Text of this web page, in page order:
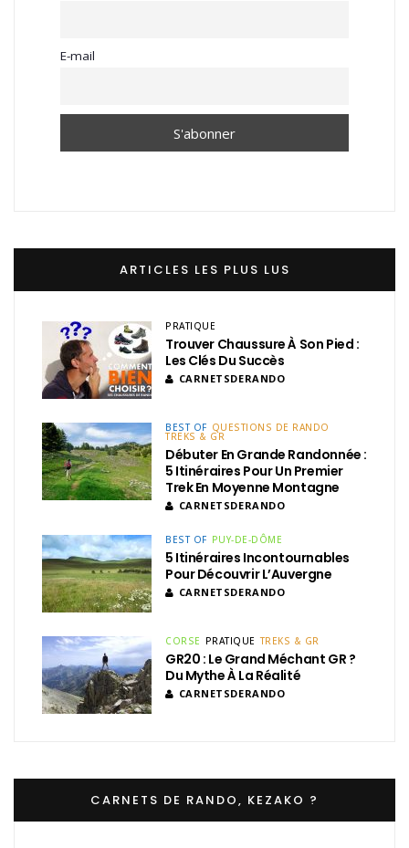
E-mail
ARTICLES LES PLUS LUS
PRATIQUE
Trouver Chaussure À Son Pied :
Les Clés Du Succès
CARNETSDERANDO
BEST OF QUESTIONS DE RANDO
TREKS & GR
Débuter En Grande Randonnée :
5 Itinéraires Pour Un Premier
Trek En Moyenne Montagne
CARNETSDERANDO
BEST OF PUY-DE-DÔME
5 Itinéraires Incontournables
Pour Découvrir L’Auvergne
CARNETSDERANDO
CORSE PRATIQUE TREKS & GR
GR20 : Le Grand Méchant GR ?
Du Mythe À La Réalité
CARNETSDERANDO
CARNETS DE RANDO, KEZAKO ?